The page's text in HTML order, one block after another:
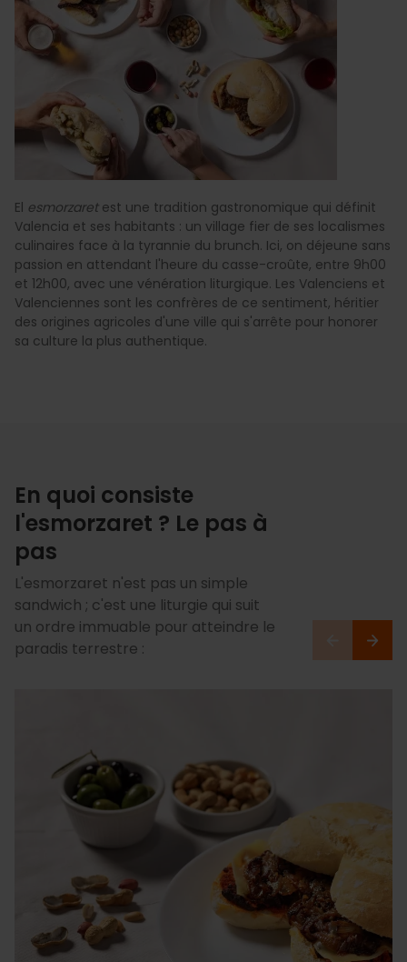
El esmorzaret est une tradition gastronomique qui définit
Valencia et ses habitants : un village fier de ses localismes
culinaires face à la tyrannie du brunch. Ici, on déjeune sans
passion en attendant l'heure du casse-croûte, entre 9h00
et 12h00, avec une vénération liturgique. Les Valenciens et
Valenciennes sont les confrères de ce sentiment, héritier
des origines agricoles d'une ville qui s'arrête pour honorer
sa culture la plus authentique.
En quoi consiste
l'esmorzaret ? Le pas à
pas
L'esmorzaret n'est pas un simple
sandwich ; c'est une liturgie qui suit
un ordre immuable pour atteindre le
paradis terrestre :